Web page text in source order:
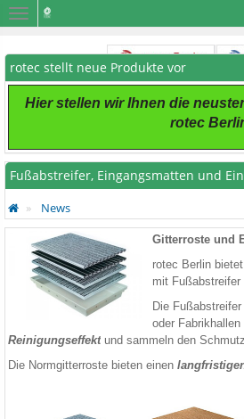
Navigation
rotec stellt neue Produkte vor
Hier stellen wir Ihnen die
rotec
Fußabstreifer, Eingangsmatten und
News
Gitterroste und
rotec Berlin
mit
Die
oder
Reinigungseffekt und sammeln den
Die Normgitterroste bieten einen